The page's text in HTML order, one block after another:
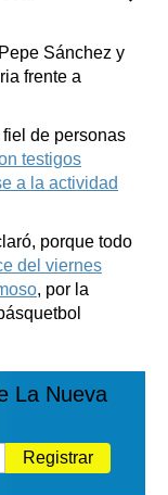
Sánchez y
frente a
de personas
testigos
a la actividad
porque todo
del viernes
, por la
La Nueva
Registrar